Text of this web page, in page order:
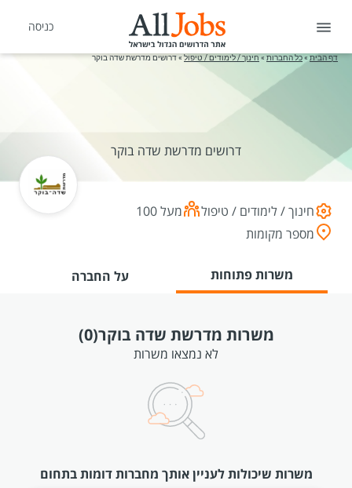
כניסה
דף הבית »כל החברות » חינוך / לימודים / טיפול»דרושים מדרשת שדה בוקר
דרושים מדרשת שדה בוקר
חינוך / לימודים / טיפול
מעל 100
מספר מקומות
משרות פתוחות על החברה
משרות מדרשת שדה בוקר(0)
לא נמצאו משרות
משרות שיכולות לעניין אותך מחברות דומות בתחום